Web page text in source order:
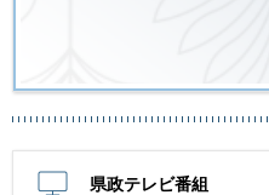
県政テレビ番組